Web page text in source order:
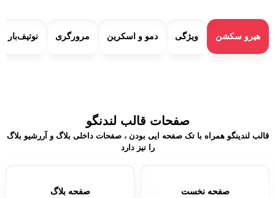
هیرو سکشن ویژگی دمو و اسکرین مرورگری نوتیف‌بار
صفحات قالب لندنگو
قالب لندینگو همراه با تک صفحه ایی بودن ، صفحات داخلی بلاگ و آررشیو بلاگ
را نیز دارد
صفحه نخست صفحه بلاگ